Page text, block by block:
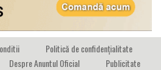
Politică de confidențialitate
Despre Anuntul Oficial
Publicitate